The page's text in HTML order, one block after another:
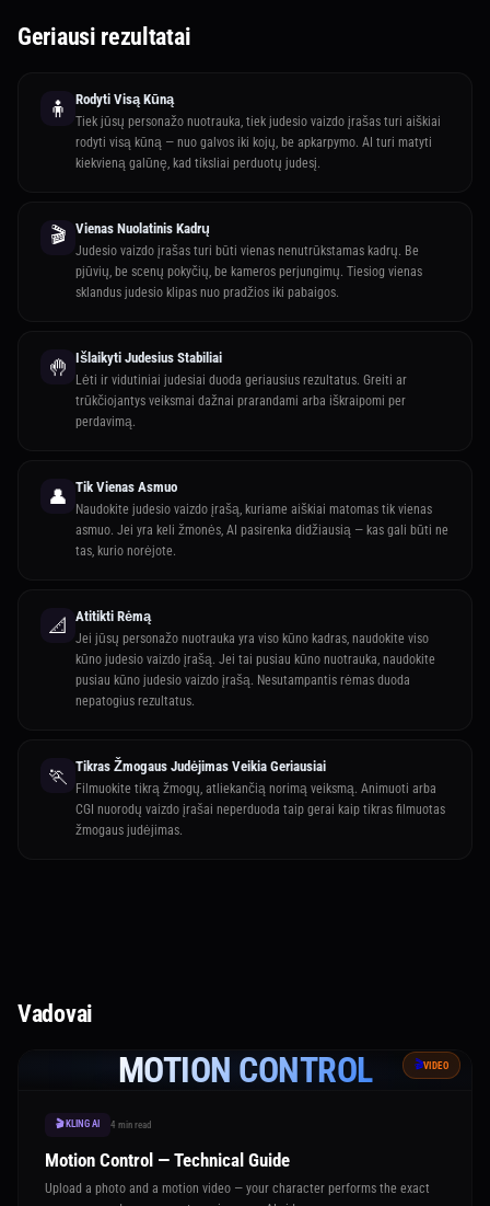
Geriausi rezultatai
🧍 Rodyti Visą Kūną
Tiek jūsų personažo nuotrauka, tiek judesio vaizdo įrašas turi aiškiai
rodyti visą kūną — nuo galvos iki kojų, be apkarpymo. AI turi matyti
kiekvieną galūnę, kad tiksliai perduotų judesį.
🎬 Vienas Nuolatinis Kadrų
Judesio vaizdo įrašas turi būti vienas nenutrūkstamas kadrų. Be
pjūvių, be scenų pokyčių, be kameros perjungimų. Tiesiog vienas
sklandus judesio klipas nuo pradžios iki pabaigos.
🤚 Išlaikyti Judesius Stabiliai
Lėti ir vidutiniai judesiai duoda geriausius rezultatus. Greiti ar
trūkčiojantys veiksmai dažnai prarandami arba iškraipomi per
perdavimą.
👤 Tik Vienas Asmuo
Naudokite judesio vaizdo įrašą, kuriame aiškiai matomas tik vienas
asmuo. Jei yra keli žmonės, AI pasirenka didžiausią — kas gali būti ne
tas, kurio norėjote.
📐 Atitikti Rėmą
Jei jūsų personažo nuotrauka yra viso kūno kadras, naudokite viso
kūno judesio vaizdo įrašą. Jei tai pusiau kūno nuotrauka, naudokite
pusiau kūno judesio vaizdo įrašą. Nesutampantis rėmas duoda
nepatogius rezultatus.
🏃 Tikras Žmogaus Judėjimas Veikia Geriausiai
Filmuokite tikrą žmogų, atliekančią norimą veiksmą. Animuoti arba
CGI nuorodų vaizdo įrašai neperduoda taip gerai kaip tikras filmuotas
žmogaus judėjimas.
Vadovai
MOTION CONTROL 🎬VIDEO
🎬 KLING AI 4 min read
Motion Control — Technical Guide
Upload a photo and a motion video — your character performs the exact